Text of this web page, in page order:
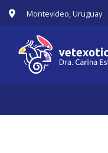
Montevideo, Uruguay